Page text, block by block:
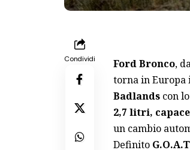
Condividi Ford Bronco,
torna in Europa
Badlandscon
2,7 litri, capace
un cambio
Definito G.O.A.T